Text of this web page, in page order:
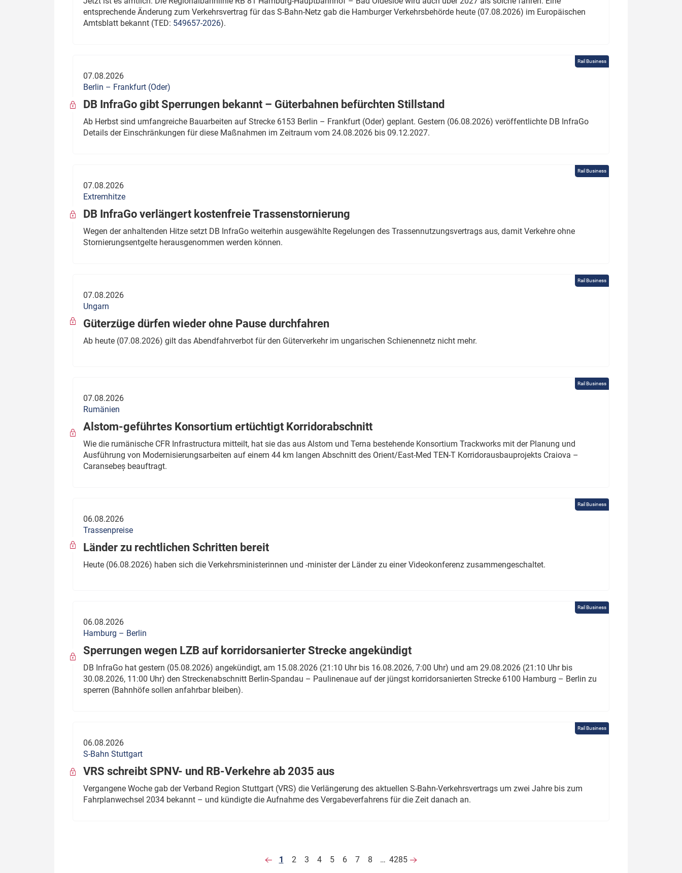
entsprechende Änderung zum Verkehrsvertrag für das S-Bahn-Netz gab die Hamburger Verkehrsbehörde heute (07.08.2026) im Europäischen
Amtsblatt bekannt (TED: 549657-2026).
Rail Business
07.08.2026
Berlin – Frankfurt (Oder)
DB InfraGo gibt Sperrungen bekannt – Güterbahnen befürchten Stillstand
Ab Herbst sind umfangreiche Bauarbeiten auf Strecke 6153 Berlin – Frankfurt (Oder) geplant. Gestern (06.08.2026) veröffentlichte DB InfraGo
Details der Einschränkungen für diese Maßnahmen im Zeitraum vom 24.08.2026 bis 09.12.2027.
Rail Business
07.08.2026
Extremhitze
DB InfraGo verlängert kostenfreie Trassenstornierung
Wegen der anhaltenden Hitze setzt DB InfraGo weiterhin ausgewählte Regelungen des Trassennutzungsvertrags aus, damit Verkehre ohne
Stornierungsentgelte herausgenommen werden können.
Rail Business
07.08.2026
Ungarn
Güterzüge dürfen wieder ohne Pause durchfahren
Ab heute (07.08.2026) gilt das Abendfahrverbot für den Güterverkehr im ungarischen Schienennetz nicht mehr.
Rail Business
07.08.2026
Rumänien
Alstom-geführtes Konsortium ertüchtigt Korridorabschnitt
Wie die rumänische CFR Infrastructura mitteilt, hat sie das aus Alstom und Terna bestehende Konsortium Trackworks mit der Planung und
Ausführung von Modernisierungsarbeiten auf einem 44 km langen Abschnitt des Orient/East-Med TEN-T Korridorausbauprojekts Craiova –
Caransebeș beauftragt.
Rail Business
06.08.2026
Trassenpreise
Länder zu rechtlichen Schritten bereit
Heute (06.08.2026) haben sich die Verkehrsministerinnen und -minister der Länder zu einer Videokonferenz zusammengeschaltet.
Rail Business
06.08.2026
Hamburg – Berlin
Sperrungen wegen LZB auf korridorsanierter Strecke angekündigt
DB InfraGo hat gestern (05.08.2026) angekündigt, am 15.08.2026 (21:10 Uhr bis 16.08.2026, 7:00 Uhr) und am 29.08.2026 (21:10 Uhr bis
30.08.2026, 11:00 Uhr) den Streckenabschnitt Berlin-Spandau – Paulinenaue auf der jüngst korridorsanierten Strecke 6100 Hamburg – Berlin zu
sperren (Bahnhöfe sollen anfahrbar bleiben).
Rail Business
06.08.2026
S-Bahn Stuttgart
VRS schreibt SPNV- und RB-Verkehre ab 2035 aus
Vergangene Woche gab der Verband Region Stuttgart (VRS) die Verlängerung des aktuellen S-Bahn-Verkehrsvertrags um zwei Jahre bis zum
Fahrplanwechsel 2034 bekannt – und kündigte die Aufnahme des Vergabeverfahrens für die Zeit danach an.
1 2 3 4 5 6 7 8 … 4285